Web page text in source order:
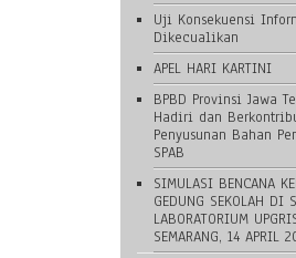
Uji Konsekuensi
Dikecualikan
APEL HARI KARTINI
BPBD Provinsi Jawa
Hadiri dan
Penyusunan Bahan
SPAB
SIMULASI BENCANA
GEDUNG SEKOLAH DI
LABORATORIUM
SEMARANG, 14 APRIL